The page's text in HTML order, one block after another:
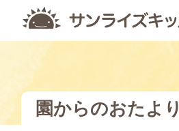
園からのおたより